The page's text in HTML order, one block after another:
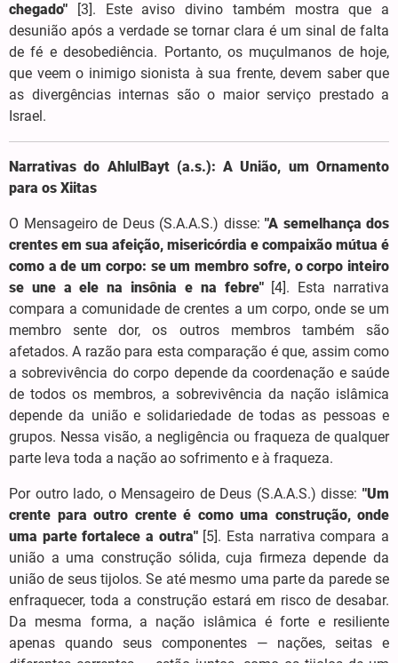
chegado" [3]. Este aviso divino também mostra que a
desunião após a verdade se tornar clara é um sinal de falta
de fé e desobediência. Portanto, os muçulmanos de hoje,
que veem o inimigo sionista à sua frente, devem saber que
as divergências internas são o maior serviço prestado a
Israel.
Narrativas do AhlulBayt (a.s.): A União, um Ornamento
para os Xiitas
O Mensageiro de Deus (S.A.A.S.) disse: "A semelhança dos
crentes em sua afeição, misericórdia e compaixão mútua é
como a de um corpo: se um membro sofre, o corpo inteiro
se une a ele na insônia e na febre"[4]. Esta narrativa
compara a comunidade de crentes a um corpo, onde se um
membro sente dor, os outros membros também são
afetados. A razão para esta comparação é que, assim como
a sobrevivência do corpo depende da coordenação e saúde
de todos os membros, a sobrevivência da nação islâmica
depende da união e solidariedade de todas as pessoas e
grupos. Nessa visão, a negligência ou fraqueza de qualquer
parte leva toda a nação ao sofrimento e à fraqueza.
Por outro lado, o Mensageiro de Deus (S.A.A.S.) disse: "Um
crente para outro crente é como uma construção, onde
uma parte fortalece a outra"[5]. Esta narrativa compara a
união a uma construção sólida, cuja firmeza depende da
união de seus tijolos. Se até mesmo uma parte da parede se
enfraquecer, toda a construção estará em risco de desabar.
Da mesma forma, a nação islâmica é forte e resiliente
apenas quando seus componentes — nações, seitas e